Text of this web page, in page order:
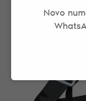
Novo